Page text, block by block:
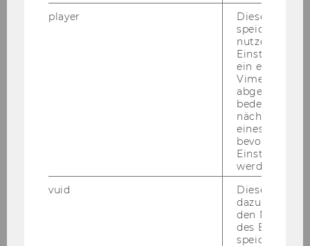
- A sample of your work representative for the
job description
applicants for travel and lodging expenses
incurred as part of the selection and/or hiring
Equal opportunities:
WU is an Equal Opportunity Employer and
seeks to increase the number of its female
player
Dieses Cookie
speichert
ein
Vimeo-Video
abgespielt
bedeutet,
nächsten
eines Vimeo-
bevorzugten
werden.
vuid
Dieser
dazu
den
des
speichern.